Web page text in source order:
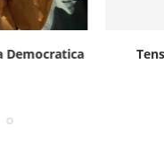
Democratica